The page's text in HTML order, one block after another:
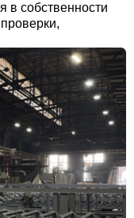
в собственности